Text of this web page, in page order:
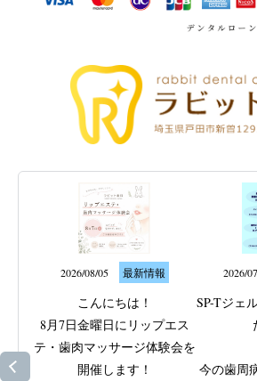
2026/08/05 最新情報
こんにちは！
8月7日金曜日にリップエス
テ・歯肉マッサージ体験会を
開催します！
2026/
SP-Tジェ
今の歯周